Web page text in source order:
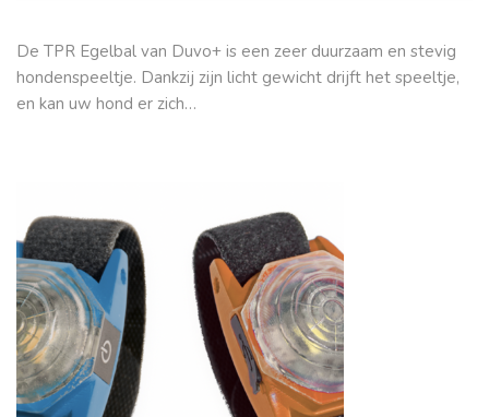
De TPR Egelbal van Duvo+ is een zeer duurzaam en stevig
hondenspeeltje. Dankzij zijn licht gewicht drijft het speeltje,
en kan uw hond er zich…